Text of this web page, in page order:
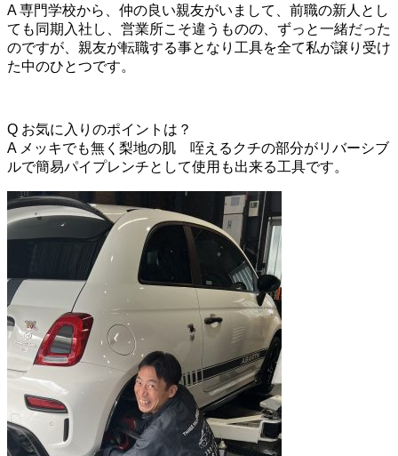
A 専門学校から、仲の良い親友がいまして、前職の新人とし
ても同期入社し、営業所こそ違うものの、ずっと一緒だった
のですが、親友が転職する事となり工具を全て私が譲り受け
た中のひとつです。
Q お気に入りのポイントは？
A メッキでも無く梨地の肌 咥えるクチの部分がリバーシブ
ルで簡易パイプレンチとして使用も出来る工具です。